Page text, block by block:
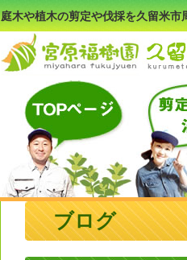
庭木や植木の剪定や伐採を久留米市
ブログ